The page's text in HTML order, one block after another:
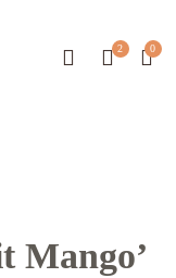
Mango’